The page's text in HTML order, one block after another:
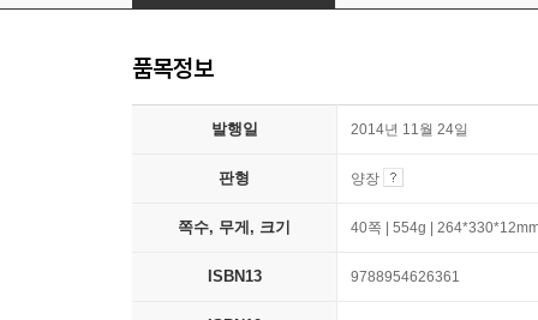
품목정보
발행일 2014년 11월 24일
판형 양장
쪽수, 무게, 크기 40쪽 | 554g |
ISBN13 9788954626361